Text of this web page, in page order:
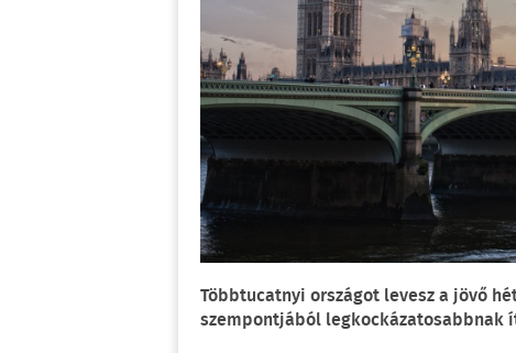
Többtucatnyi országot levesz a jövő
szempontjából